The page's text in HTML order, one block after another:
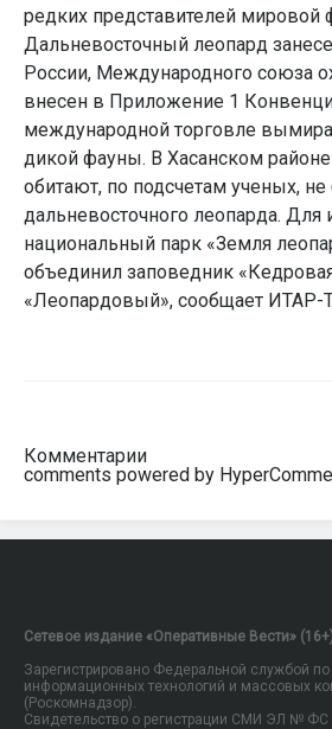
редких представителей мировой
Дальневосточный леопард
России, Международного союза
внесен в Приложение 1
международной торговле
дикой фауны. В Хасанском
обитают, по подсчетам ученых,
дальневосточного леопарда. Для
национальный парк «Земля
объединил заповедник
«Леопардовый», сообщает ИТАР-
Комментарии
comments powered by
Сетевое издание «Оперативные Вести»
Зарегистрировано Федеральной службой по
информационных технологий и массовых
(Роскомнадзор).
Свидетельство о регистрации СМИ ЭЛ № ФС